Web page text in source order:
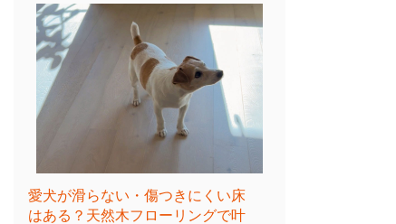
愛犬が滑らない・傷つきにくい床
はある？天然木フローリングで叶